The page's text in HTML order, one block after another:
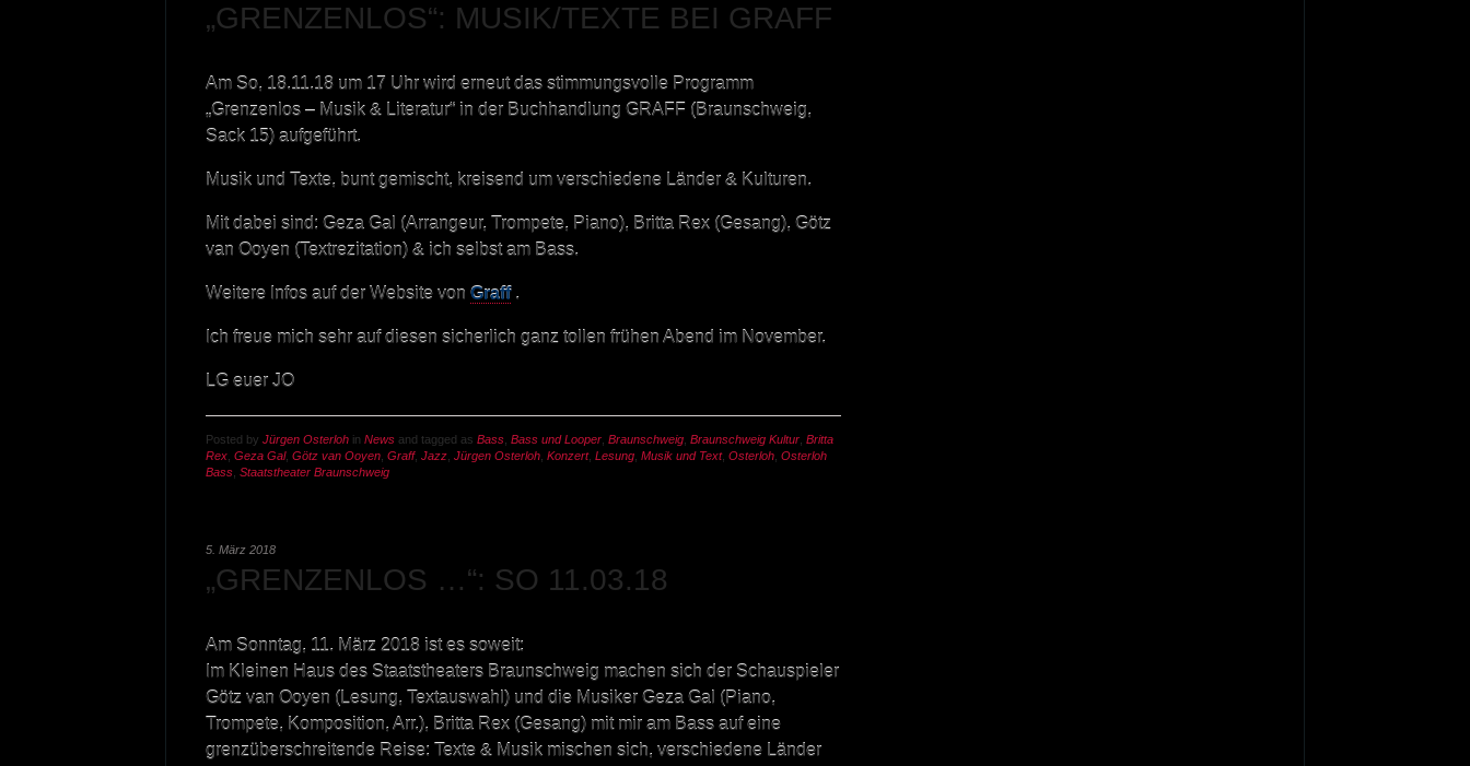
„GRENZENLOS“: MUSIK/TEXTE BEI GRAFF
Am So, 18.11.18 um 17 Uhr wird erneut das stimmungsvolle Programm
„Grenzenlos – Musik & Literatur“ in der Buchhandlung GRAFF (Braunschweig,
Sack 15) aufgeführt.
Musik und Texte, bunt gemischt, kreisend um verschiedene Länder & Kulturen.
Mit dabei sind: Geza Gal (Arrangeur, Trompete, Piano), Britta Rex (Gesang), Götz
van Ooyen (Textrezitation) & ich selbst am Bass.
Weitere Infos auf der Website von Graff.
Ich freue mich sehr auf diesen sicherlich ganz tollen frühen Abend im November.
LG euer JO
Posted by Jürgen Osterloh in News and tagged as Bass Bass und Looper Braunschweig Braunschweig Kultur Britta
Rex Geza Gal, Götz van Ooyen Graff, Jazz Jürgen Osterloh Konzert, Lesung Musik und Text, Osterloh Osterloh
Bass Staatstheater Braunschweig
5. März 2018
„GRENZENLOS …“: SO 11.03.18
Am Sonntag, 11. März 2018 ist es soweit:
Im Kleinen Haus des Staatstheaters Braunschweig machen sich der Schauspieler
Götz van Ooyen (Lesung, Textauswahl) und die Musiker Geza Gal (Piano,
Trompete, Komposition, Arr.), Britta Rex (Gesang) mit mir am Bass auf eine
grenzüberschreitende Reise: Texte & Musik mischen sich, verschiedene Länder